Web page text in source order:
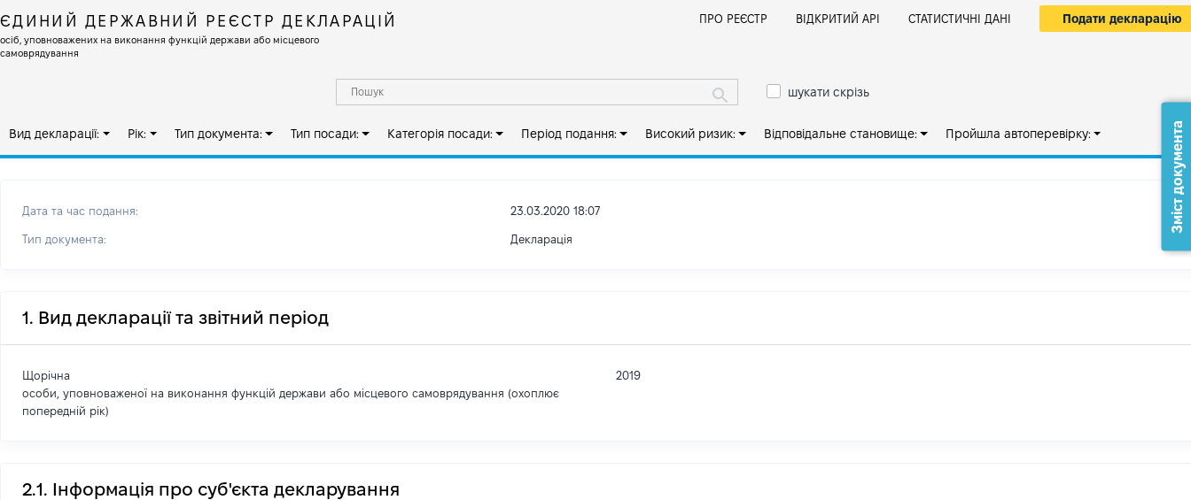
ЄДИНИЙ ДЕРЖАВНИЙ РЕЄСТР ДЕКЛАРАЦІЙ
осіб, уповноважених на виконання функцій держави або місцевого
самоврядування
ПРО РЕЄСТР ВІДКРИТИЙ АРІ СТАТИСТИЧНІ ДАНІ Подати декларацію
шукати скрізь
Вид декларації: Рік: Тип документа: Тип посади: Категорія посади: Період подання: Високий ризик: Відповідальне становище: Пройшла автоперевірку:
Дата та час подання: 23.03.2020 18:07
Тип документа: Декларація
1. Вид декларації та звітний період
Щорічна
особи, уповноваженої на виконання функцій держави або місцевого самоврядування (охоплює
попередній рік)
2019
2.1. Інформація про суб'єкта декларування
Зміст документа